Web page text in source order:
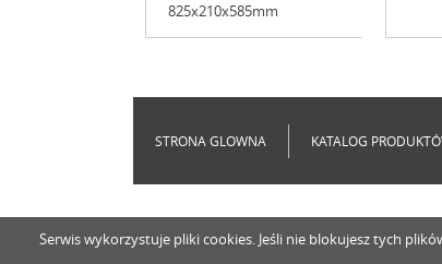
Serwis wykorzystuje pliki cookies. Jeśli nie blokujesz tych
825x210x585mm
STRONA GLOWNA KATALOG